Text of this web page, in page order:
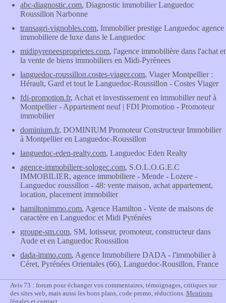
abc-diagnostic.com, Diagnostic immobilier Languedoc
Roussillon Narbonne
transagri-vignobles.com, Immobilier prestige Languedoc agence
immobiliere de luxe dans le Languedoc
midipyreneesproprietes.com, l'agence immobilière dans l'achat et
la vente de biens immobiliers en Midi-Pyrénees
languedoc-roussillon.costes-viager.com, Viager Montpellier :
Hérault, Gard et tout le Languedoc-Roussillon - Costes Viager
fdi-promotion.fr, Achat et investissement en immobilier neuf à
Montpellier - Appartement neuf | FDI Promotion - Promoteur
immobilier
dominium.fr, DOMINIUM Promoteur Constructeur Immobilier
à Montpellier en Languedoc-Roussillon
languedoc-eden-realty.com, Languedoc Eden Realty
agence-immobiliere-sologec.com, S.O.L.O.G.E.C
IMMOBILIER, agence immobiliere - Mende - Lozere -
Languedoc roussillon - 48: vente maison, achat appartement,
location, placement immobilier
hamiltonimmo.com, Agence Hamilton - Vente de maisons de
caractère en Languedoc et Midi Pyrénées
groupe-sm.com, SM, lotisseur, promoteur, constructeur dans
Aude et en Languedoc Roussillon
dada-immo.com, Agence Immobiliere DADA - l'immobilier à
Céret, Pyrénées Orientales (66), Languedoc-Rousillon, France
Avis 73 : forum pour échanger vos commentaires, témoignages, critiques sur
des sites web, mais aussi les bons plans, code promo, réductions. Mentions
légales et contact